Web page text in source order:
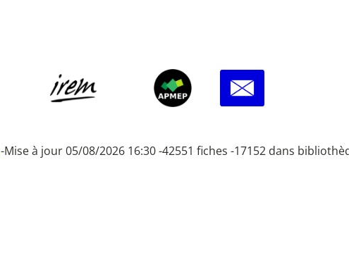
-Mise à jour 05/08/2026 16:30 -42551 fiches -17152 dans